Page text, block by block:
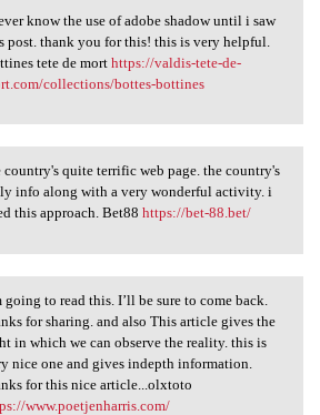
know the use of adobe
know the use of adobe shadow until i saw
post. thank you for this! this is very helpful.
tete de mort https://valdis-tete-de-
collections/bottes-bottines
quite terrific
country's quite terrific web page. the country's
info along with a very wonderful activity. i
this approach. Bet88 https://bet-88.bet/
to read this. I’ll
going to read this. I’ll be sure to come back.
for sharing. and also This article gives the
in which we can observe the reality. this is
nice one and gives indepth information.
for this nice article...olxtoto
www.poetjenharris.com/